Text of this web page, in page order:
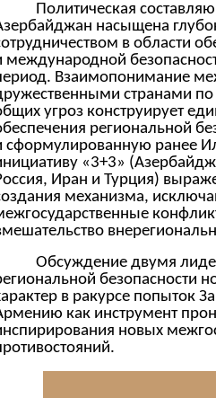
Политическая
насыщена
в области
международной
Взаимопонимание
странами по
угроз конструирует
региональной
сформулированную ранее
«3+3»
Иран и Турция)
механизма,
Обсуждение двумя
безопасности
в ракурсе попыток
как инструмент
новых